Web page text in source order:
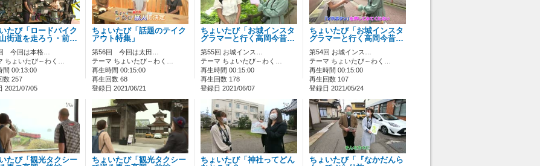
たび「ロードバイク
街道を走ろう・前…
今回は本格…
ちょいたび～わく…
間 00:13:00
数 257
2021/07/05
ちょいたび「話題のテイク
アウト特集」
第56回 今回は太田…
テーマ ちょいたび～わく…
再生時間 00:15:00
再生回数 68
登録日 2021/06/21
ちょいたび「お城インスタ
グラマーと行く高岡今昔…
第55回 お城インス…
テーマ ちょいたび～わく…
再生時間 00:15:00
再生回数 178
登録日 2021/06/07
ちょいたび「お城インスタ
グラマーと行く高岡今昔…
第54回 お城インス…
テーマ ちょいたび～わく…
再生時間 00:15:00
再生回数 107
登録日 2021/05/24
たび「観光タクシー
ちょいたび「観光タクシー
ちょいたび「神社ってどん
ちょいたび「『なかだんら